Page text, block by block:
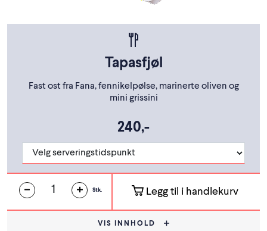
Tapasfjøl
Fast ost fra Fana, fennikelpølse, marinerte oliven og
mini grissini
240,-
Stk. Legg til i handlekurv
VIS INNHOLD